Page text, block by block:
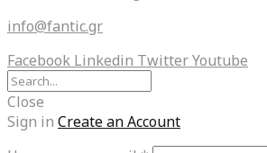
info@fantic.gr
Facebook Linkedin TwitterYoutube
Close
Sign in Create an Account